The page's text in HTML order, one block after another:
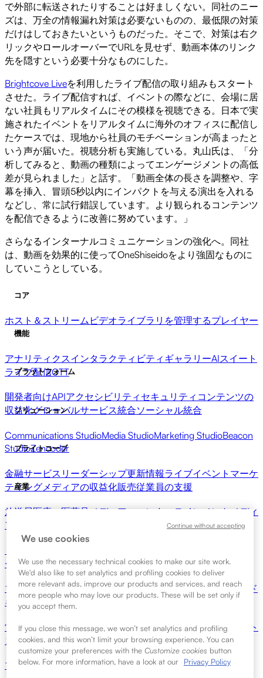
で外部に転送されたりすることは好ましくない。同社のニー
ズは、万全の情報漏れ対策は必要ないものの、最低限の対策
だけはしておきたいというものだった。そこで、対策は右ク
リックやロールオーバーでURLを見せず、動画本体のリンク
先を隠すという必要十分なものにした。
Brightcove Liveを利用したライブ配信の取り組みもスタート
させた。ライブ配信すれば、イベントの際などに、会場に居
ない社員もリアルタイムにその模様を視聴できる。日本で実
施されたイベントをリアルタイムに海外のオフィスに配信し
たケースでは、現地から社員のモチベーションが高まったと
いう声が届いた。視聴分析も実施している。丸山氏は、「分
析してみると、動画の種類によってエンゲージメントの高低
差が見られました」と話す。「動画全体の長さを調整や、字
幕を挿入、冒頭5秒以内にインパクトを与える演出を入れる
などし、常に試行錯誤しています。より観られるコンテンツ
を配信できるように改善に努めています。」
さらなるインターナルコミュニケーションの強化へ。同社
は、動画を効果的に使ってOneShiseidoをより強固なものに
していこうとしている。
コア
ホスト＆ストリーム ビデオライブラリを管理するプレイヤー
機能
アナリティクスインタラクティビティ ギャラリーAIスイート
ライブ配信OTT
プラットフォーム
開発者向けAPIアクセシビリティ セキュリティ コンテンツの
収益化グローバルサービス統合ソーシャル統合
ソリューション
Communications StudioMedia StudioMarketing StudioBeacon
StudioZencoder
ブライトコーブ
金融サービス リーダーシップ更新情報ライブイベント マーケ
ティングメディアの収益化販売従業員の支援
産業
放送局医療・医薬品メディア・エンターテインメントメディ
アネットワーク
テクノロジー企業
ー
学習
ブライトコーブ・アカデミー Brightcove コミュニティ製品ド
キュメント開発者向けリソース
はじめましょう
営業部へのお問い合わせデモのご依頼ログインなぜブライト
コーブなのか
更新情報
プレスルームニュースレターブログイベント＆ウェビナー
We use cookies
We use the necessary technical cookies to make our site work.
We'd also like to set analytics and profiling cookies to deliver
more relevant ads, improve our products and services, and reach
more people who may love our products. These will be set only if
you accept them.
If you close this message, we won’t set analytics and profiling
cookies, and this won’t limit your browsing experience. You can
customize your preferences with the Customize cookies button
below. For more information, have a look at our
Privacy Policy
Continue without accepting